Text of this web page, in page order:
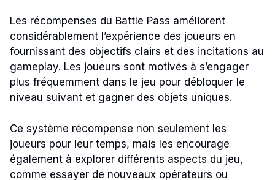
Les récompenses du Battle Pass améliorent
considérablement l’expérience des joueurs en
fournissant des objectifs clairs et des incitations au
gameplay. Les joueurs sont motivés à s’engager
plus fréquemment dans le jeu pour débloquer le
niveau suivant et gagner des objets uniques.
Ce système récompense non seulement les
joueurs pour leur temps, mais les encourage
également à explorer différents aspects du jeu,
comme essayer de nouveaux opérateurs ou